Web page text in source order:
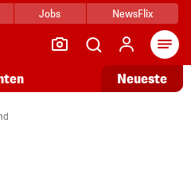
Jobs NewsFlix
Neueste